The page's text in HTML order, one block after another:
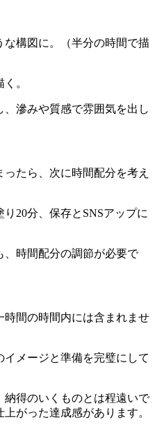
構図に。（半分の時間で描
。
滲みや質感で雰囲気を出し
たら、次に時間配分を考え
20分、保存とSNSアップに
時間配分の調節が必要で
時間の時間内には含まれませ
メージと準備を完璧にして
得のいくものとは程遠いで
がった達成感があります。